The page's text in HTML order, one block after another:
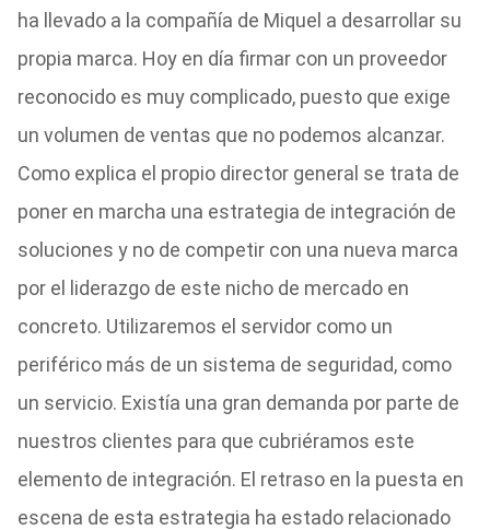
ha llevado a la compañía de Miquel a desarrollar su
propia marca. Hoy en día firmar con un proveedor
reconocido es muy complicado, puesto que exige
un volumen de ventas que no podemos alcanzar.
Como explica el propio director general se trata de
poner en marcha una estrategia de integración de
soluciones y no de competir con una nueva marca
por el liderazgo de este nicho de mercado en
concreto. Utilizaremos el servidor como un
periférico más de un sistema de seguridad, como
un servicio. Existía una gran demanda por parte de
nuestros clientes para que cubriéramos este
elemento de integración. El retraso en la puesta en
escena de esta estrategia ha estado relacionado